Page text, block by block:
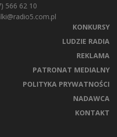
566 62 10
KONKURSY
LUDZIE RADIA
REKLAMA
PATRONAT MEDIALNY
POLITYKA PRYWATNOŚCI
NADAWCA
KONTAKT